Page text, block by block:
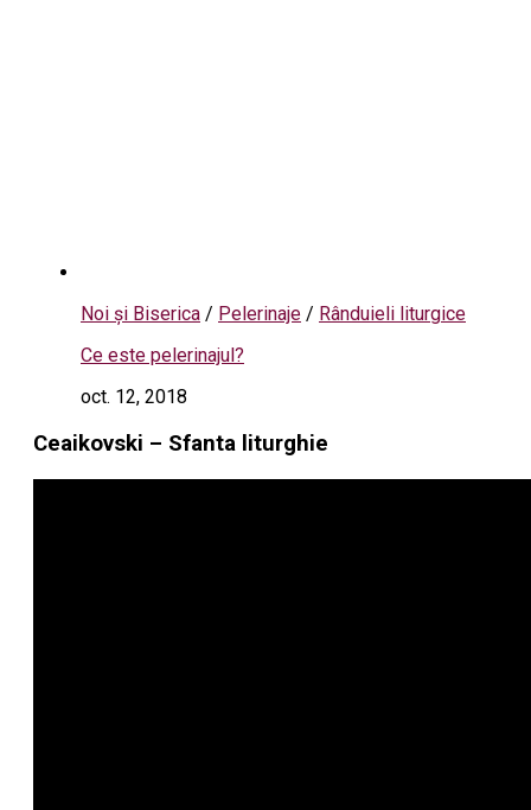
Noi și Biserica / Pelerinaje / Rânduieli liturgice
Ce este pelerinajul?
oct. 12, 2018
Ceaikovski – Sfanta liturghie